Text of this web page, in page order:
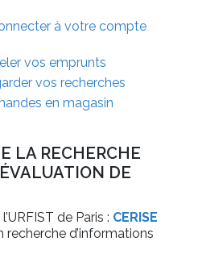
à votre compte
vos emprunts
vos recherches
en magasin
LA RECHERCHE
DE
de Paris : CERISE
recherche d’informations